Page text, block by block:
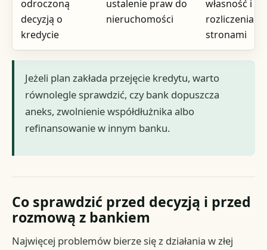
odroczoną
decyzją o
kredycie
ustalenie praw do
nieruchomości
własność i
rozliczenia
stronami
Jeżeli plan zakłada przejęcie kredytu, warto
równolegle sprawdzić, czy bank dopuszcza
aneks, zwolnienie współdłużnika albo
refinansowanie w innym banku.
Co sprawdzić przed decyzją i przed
rozmową z bankiem
Najwięcej problemów bierze się z działania w złej